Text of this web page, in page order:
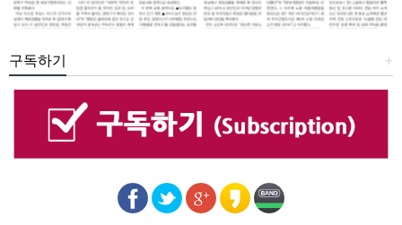
+
구독하기